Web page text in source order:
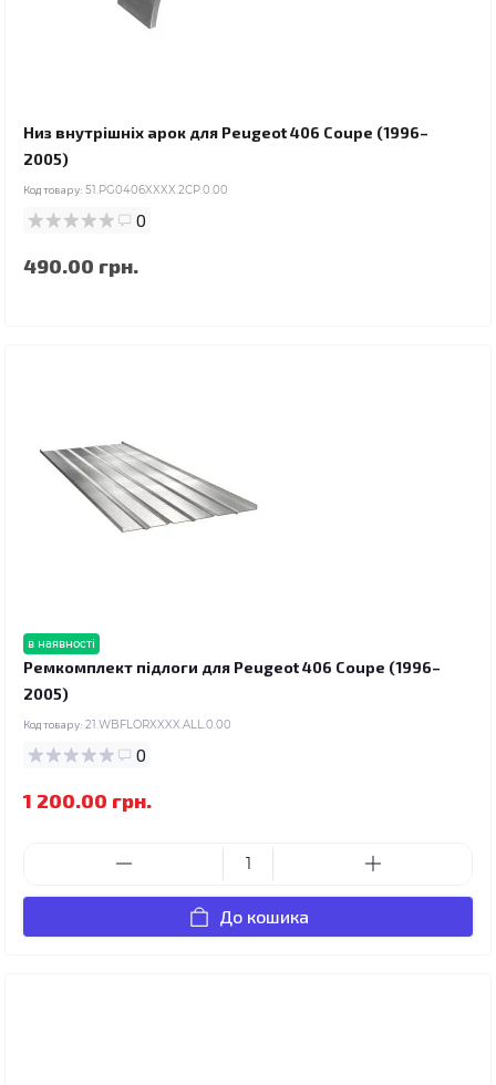
Низ внутрішніх арок для Peugeot 406 Coupe (1996–
2005)
Код товару: 51.PG0406XXXX.2CP.0.00
0
490.00 грн.
в наявності
Ремкомплект підлоги для Peugeot 406 Coupe (1996–
2005)
Код товару: 21.WBFLORXXXX.ALL.0.00
0
1 200.00 грн.
До кошика